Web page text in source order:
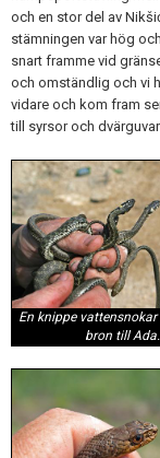
och en stor del av
stämningen var hög
snart framme vid
och omständlig och vi
vidare och kom fram
till syrsor och
En knippe
bron till Ada.